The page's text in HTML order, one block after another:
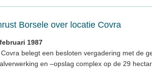
Borsele over locatie Covra
1987
Covra belegt een besloten vergadering met de
en –opslag complex op de 29